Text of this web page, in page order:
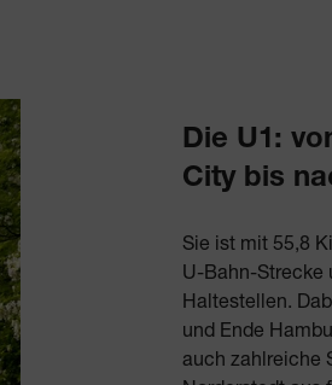
Die U1:
City bis
Sie ist mit 55,8
U-Bahn-Strecke
Haltestellen.
und Ende
auch zahlreiche